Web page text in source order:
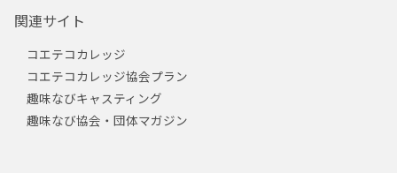
関連サイト
コエテコカレッジ
コエテコカレッジ協会プラン
趣味なびキャスティング
趣味なび協会・団体マガジン